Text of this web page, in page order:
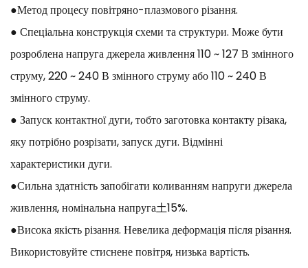
●Метод процесу повітряно-плазмового різання.
● Спеціальна конструкція схеми та структури. Може бути
розроблена напруга джерела живлення 110 ~ 127 В змінного
струму, 220 ~ 240 В змінного струму або 110 ~ 240 В
змінного струму.
● Запуск контактної дуги, тобто заготовка контакту різака,
яку потрібно розрізати, запуск дуги. Відмінні
характеристики дуги.
●Сильна здатність запобігати коливанням напруги джерела
живлення, номінальна напруга土15%.
●Висока якість різання. Невелика деформація після різання.
Використовуйте стиснене повітря, низька вартість.